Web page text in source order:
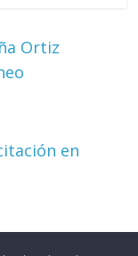
Ortiz
en